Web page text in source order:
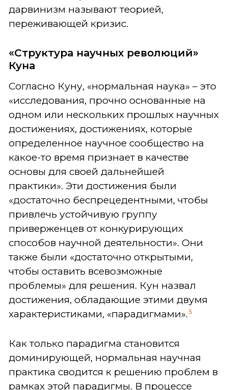
дарвинизм называют теорией,
переживающей кризис.
«Структура научных революций»
Куна
Согласно Куну, «нормальная наука» – это
«исследования, прочно основанные на
одном или нескольких прошлых научных
достижениях, достижениях, которые
определенное научное сообщество на
какое-то время признает в качестве
основы для своей дальнейшей
практики». Эти достижения были
«достаточно беспрецедентными, чтобы
привлечь устойчивую группу
приверженцев от конкурирующих
способов научной деятельности». Они
также были «достаточно открытыми,
чтобы оставить всевозможные
проблемы» для решения. Кун назвал
достижения, обладающие этими двумя
характеристиками, «парадигмами». 5
Как только парадигма становится
доминирующей, нормальная научная
практика сводится к решению проблем в
рамках этой парадигмы. В процессе